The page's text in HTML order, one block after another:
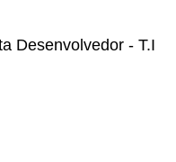
Desenvolvedor - T.I